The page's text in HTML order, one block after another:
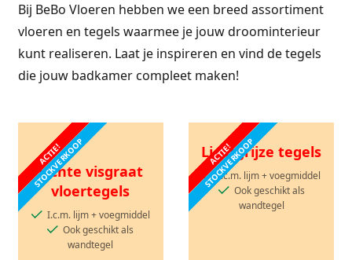
Bij BeBo Vloeren hebben we een breed assortiment
vloeren en tegels waarmee je jouw droominterieur
kunt realiseren. Laat je inspireren en vind de tegels
die jouw badkamer compleet maken!
ACTIE!
STOCKVERKOOP
Lichte visgraat
vloertegels
I.c.m. lijm + voegmiddel
Ook geschikt als
wandtegel
ACTIE!
STOCKVERKOOP
Lichtgrijze tegels
I.c.m. lijm + voegmiddel
Ook geschikt als
wandtegel